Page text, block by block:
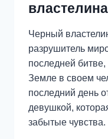
Черный
разрушитель
последней
Земле в своем
последний день
девушкой,
забытые